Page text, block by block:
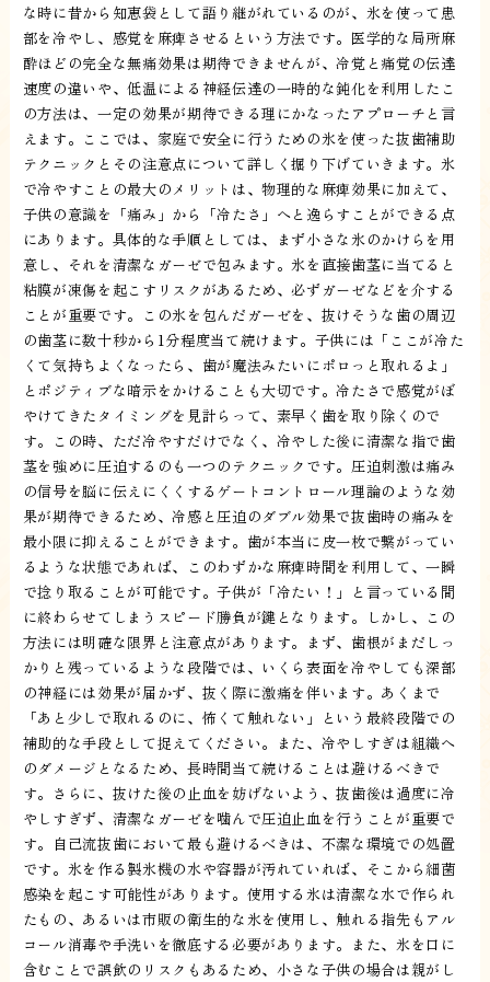
な時に昔から知恵袋として語り継がれているのが、氷を使って患
部を冷やし、感覚を麻痺させるという方法です。医学的な局所麻
酔ほどの完全な無痛効果は期待できませんが、冷覚と痛覚の伝達
速度の違いや、低温による神経伝達の一時的な鈍化を利用したこ
の方法は、一定の効果が期待できる理にかなったアプローチと言
えます。ここでは、家庭で安全に行うための氷を使った抜歯補助
テクニックとその注意点について詳しく掘り下げていきます。氷
で冷やすことの最大のメリットは、物理的な麻痺効果に加えて、
子供の意識を「痛み」から「冷たさ」へと逸らすことができる点
にあります。具体的な手順としては、まず小さな氷のかけらを用
意し、それを清潔なガーゼで包みます。氷を直接歯茎に当てると
粘膜が凍傷を起こすリスクがあるため、必ずガーゼなどを介する
ことが重要です。この氷を包んだガーゼを、抜けそうな歯の周辺
の歯茎に数十秒から1分程度当て続けます。子供には「ここが冷た
くて気持ちよくなったら、歯が魔法みたいにポロっと取れるよ」
とポジティブな暗示をかけることも大切です。冷たさで感覚がぼ
やけてきたタイミングを見計らって、素早く歯を取り除くので
す。この時、ただ冷やすだけでなく、冷やした後に清潔な指で歯
茎を強めに圧迫するのも一つのテクニックです。圧迫刺激は痛み
の信号を脳に伝えにくくするゲートコントロール理論のような効
果が期待できるため、冷感と圧迫のダブル効果で抜歯時の痛みを
最小限に抑えることができます。歯が本当に皮一枚で繋がってい
るような状態であれば、このわずかな麻痺時間を利用して、一瞬
で捻り取ることが可能です。子供が「冷たい！」と言っている間
に終わらせてしまうスピード勝負が鍵となります。しかし、この
方法には明確な限界と注意点があります。まず、歯根がまだしっ
かりと残っているような段階では、いくら表面を冷やしても深部
の神経には効果が届かず、抜く際に激痛を伴います。あくまで
「あと少しで取れるのに、怖くて触れない」という最終段階での
補助的な手段として捉えてください。また、冷やしすぎは組織へ
のダメージとなるため、長時間当て続けることは避けるべきで
す。さらに、抜けた後の止血を妨げないよう、抜歯後は過度に冷
やしすぎず、清潔なガーゼを噛んで圧迫止血を行うことが重要で
す。自己流抜歯において最も避けるべきは、不潔な環境での処置
です。氷を作る製氷機の水や容器が汚れていれば、そこから細菌
感染を起こす可能性があります。使用する氷は清潔な水で作られ
たもの、あるいは市販の衛生的な氷を使用し、触れる指先もアル
コール消毒や手洗いを徹底する必要があります。また、氷を口に
含むことで誤飲のリスクもあるため、小さな子供の場合は親がし